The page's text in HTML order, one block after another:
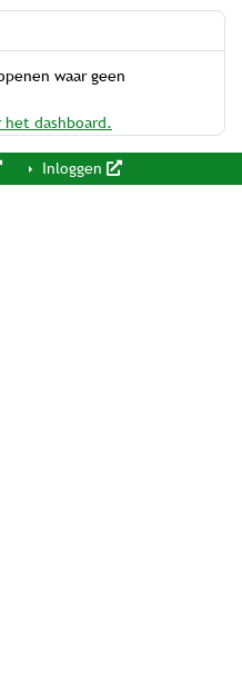
waar geen
dashboard.
Inloggen